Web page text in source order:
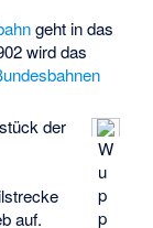
geht in das
wird das
W
u
p
p
der
auf.